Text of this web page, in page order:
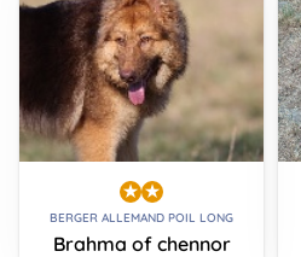
BERGER ALLEMAND POIL LONG
Brahma of chennor